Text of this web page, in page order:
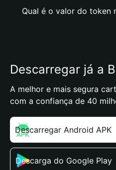
Qual é o valor do token
Descarregar já a
A melhor e mais segura
com a confiança de 40
Descarregar Android APK
Descarga do Google Play